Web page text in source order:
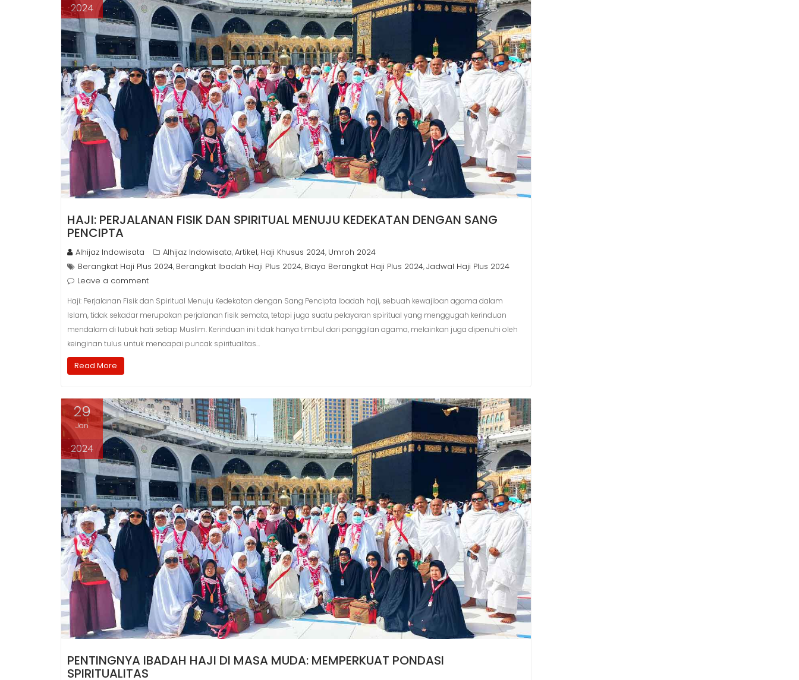
2024
HAJI: PERJALANAN FISIK DAN SPIRITUAL MENUJU KEDEKATAN DENGAN SANG
PENCIPTA
Alhijaz Indowisata Alhijaz Indowisata,Artikel, Haji Khusus 2024, Umroh 2024
Berangkat Haji Plus 2024, Berangkat Ibadah Haji Plus 2024, Biaya Berangkat Haji Plus 2024,Jadwal Haji Plus 2024
Leave a comment
Haji: Perjalanan Fisik dan Spiritual Menuju Kedekatan dengan Sang Pencipta Ibadah haji, sebuah kewajiban agama dalam
Islam, tidak sekadar merupakan perjalanan fisik semata, tetapi juga suatu pelayaran spiritual yang menggugah kerinduan
mendalam di lubuk hati setiap Muslim. Kerinduan ini tidak hanya timbul dari panggilan agama, melainkan juga dipenuhi oleh
keinginan tulus untuk mencapai puncak spiritualitas…
Read More
29
Jan
2024
PENTINGNYA IBADAH HAJI DI MASA MUDA: MEMPERKUAT PONDASI
SPIRITUALITAS